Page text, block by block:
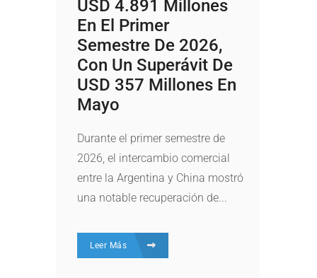
USD 4.891 Millones
En El Primer
Semestre De 2026,
Con Un Superávit De
USD 357 Millones En
Mayo
Durante el primer semestre de
2026, el intercambio comercial
entre la Argentina y China mostró
una notable recuperación de...
Leer Más